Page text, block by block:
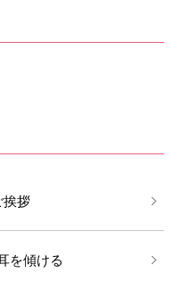
挨拶
を傾ける